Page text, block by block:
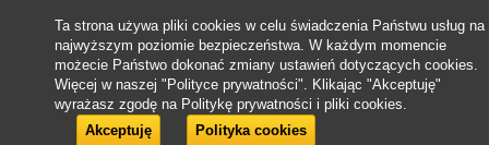
Ta strona używa pliki cookies w celu świadczenia Państwu usług na
najwyższym poziomie bezpieczeństwa. W każdym momencie
możecie Państwo dokonać zmiany ustawień dotyczących cookies.
Więcej w naszej "Polityce prywatności". Klikając "Akceptuję"
wyrażasz zgodę na Politykę prywatności i pliki cookies.
Akceptuję
Polityka cookies